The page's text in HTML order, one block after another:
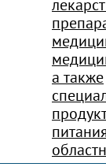
а также